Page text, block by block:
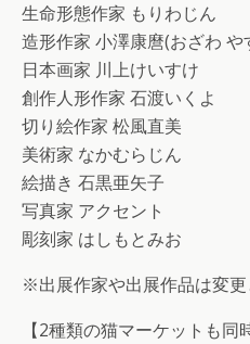
生命形態作家 もりわじん
造形作家 小澤康麿(おざわ や
日本画家 川上けいすけ
創作人形作家 石渡いくよ
切り絵作家 松風直美
美術家 なかむらじん
絵描き 石黒亜矢子
写真家 アクセント
彫刻家 はしもとみお
※出展作家や出展作品は変更
【2種類の猫マーケットも同